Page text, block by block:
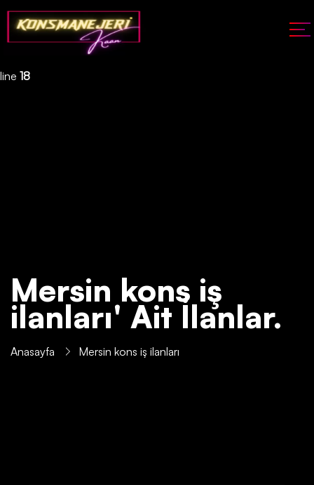
Deprecated: json_decode(): Passing null to parameter #1 ($json)
of type string is deprecated in
/home/konsmenajericom/public_html/api/kontrol/etiket.php
line 18
Mersin kons iş
ilanları' Ait İlanlar.
Anasayfa Mersin kons iş ilanları